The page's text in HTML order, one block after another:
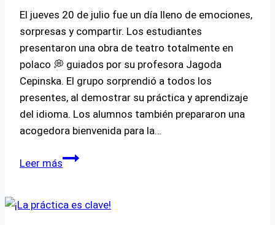
El jueves 20 de julio fue un día lleno de emociones,
sorpresas y compartir. Los estudiantes
presentaron una obra de teatro totalmente en
polaco 💭 guiados por su profesora Jagoda
Cepinska. El grupo sorprendió a todos los
presentes, al demostrar su práctica y aprendizaje
del idioma. Los alumnos también prepararon una
acogedora bienvenida para la…
Leer más¡Celebrando
del